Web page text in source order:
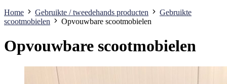
Home
Gebruikte / tweedehands producten
Gebruikte
scootmobielen
Opvouwbare scootmobielen
Opvouwbare scootmobielen